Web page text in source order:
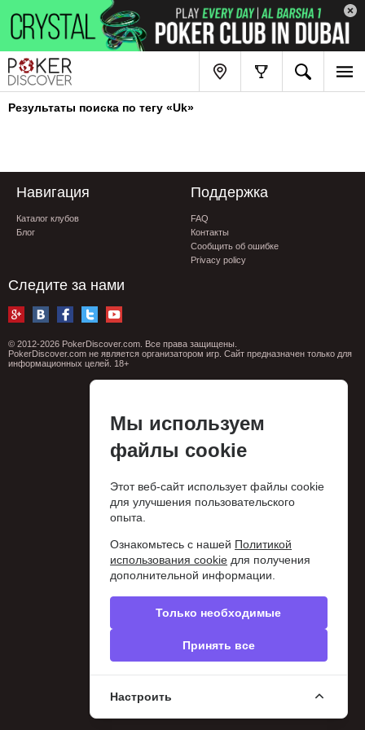
Результаты поиска по тегу «Uk»
Навигация
Каталог клубов
Блог
Поддержка
FAQ
Контакты
Сообщить об ошибке
Privacy policy
Следите за нами
© 2012-2026 PokerDiscover.com. Все права защищены.
PokerDiscover.com не является организатором игр. Сайт предназначен только для
информационных целей. 18+
Мы используем
файлы cookie
Этот веб-сайт использует файлы cookie
для улучшения пользовательского
опыта.
Ознакомьтесь с нашей Политикой
использования cookie для получения
дополнительной информации.
Только необходимые
Принять все
Настроить